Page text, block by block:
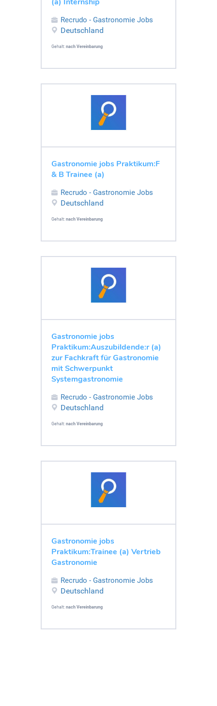
Recrudo - Gastronomie Jobs
Deutschland
Gehalt: nach Vereinbarung
Gastronomie jobs Praktikum:F
& B Trainee (a)
Recrudo - Gastronomie Jobs
Deutschland
Gehalt: nach Vereinbarung
Gastronomie jobs
Praktikum:Auszubildende:r (a)
zur Fachkraft für Gastronomie
mit Schwerpunkt
Systemgastronomie
Recrudo - Gastronomie Jobs
Deutschland
Gehalt: nach Vereinbarung
Gastronomie jobs
Praktikum:Trainee (a) Vertrieb
Gastronomie
Recrudo - Gastronomie Jobs
Deutschland
Gehalt: nach Vereinbarung